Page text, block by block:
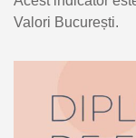
Valori București.